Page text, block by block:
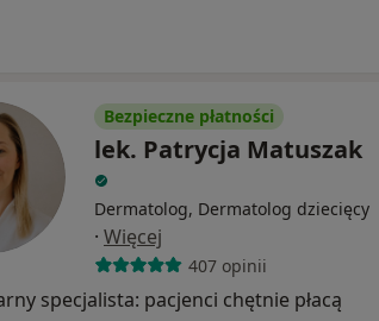
Bezpieczne płatności
lek. Patrycja Matuszak
Dermatolog, Dermatolog dziecięcy
· Więcej
407 opinii
specjalista: pacjenci chętnie płacą